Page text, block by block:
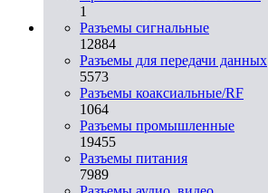
1
Разъeмы сигнальные
12884
Разъeмы для передачи данных
5573
Разъeмы коаксиальные/RF
1064
Разъeмы промышленные
19455
Разъeмы питания
7989